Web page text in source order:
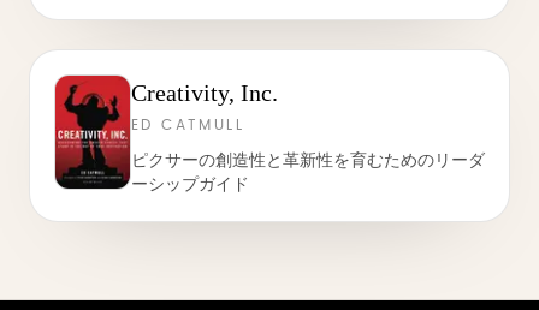
Creativity, Inc.
ED CATMULL
ピクサーの創造性と革新性を育むためのリーダ
ーシップガイド